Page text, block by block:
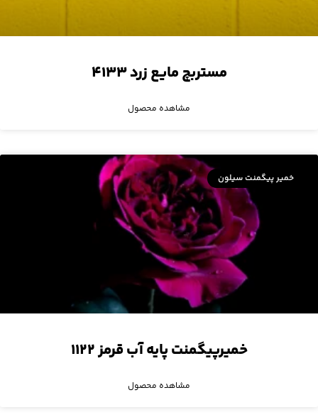
مستربچ مایع زرد ۴۱۳۳
مشاهده محصول
خمیر پیگمنت سیلون
خمیرپیگمنت پایه آب قرمز ۱۱۲۲
مشاهده محصول